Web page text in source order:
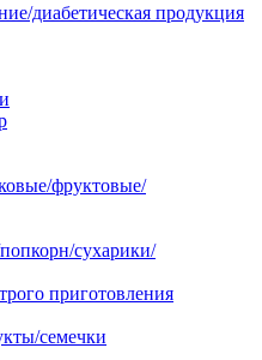
диабетическая продукция
фруктовые/
сухарики/
приготовления
семечки